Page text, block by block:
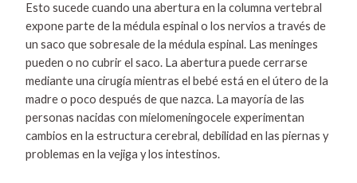
Esto sucede cuando una abertura en la columna vertebral
expone parte de la médula espinal o los nervios a través de
un saco que sobresale de la médula espinal. Las meninges
pueden o no cubrir el saco. La abertura puede cerrarse
mediante una cirugía mientras el bebé está en el útero de la
madre o poco después de que nazca. La mayoría de las
personas nacidas con mielomeningocele experimentan
cambios en la estructura cerebral, debilidad en las piernas y
problemas en la vejiga y los intestinos.